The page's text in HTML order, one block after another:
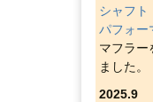
シャフト
パフォー
マフラー
ました。
2025.9